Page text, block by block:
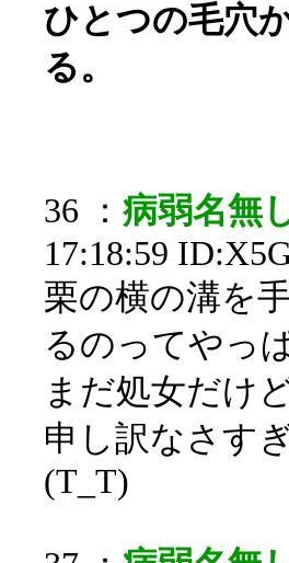
ひとつの毛穴
る。
36 ： 病弱名無
17:18:59
栗の横の溝を
るのってやっ
まだ処女だけ
申し訳なさす
(T_T)